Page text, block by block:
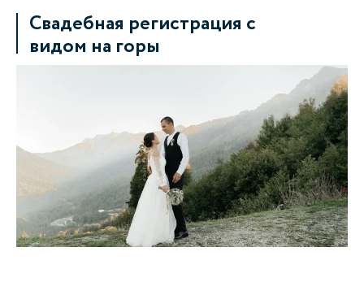
Свадебная регистрация с
видом на горы